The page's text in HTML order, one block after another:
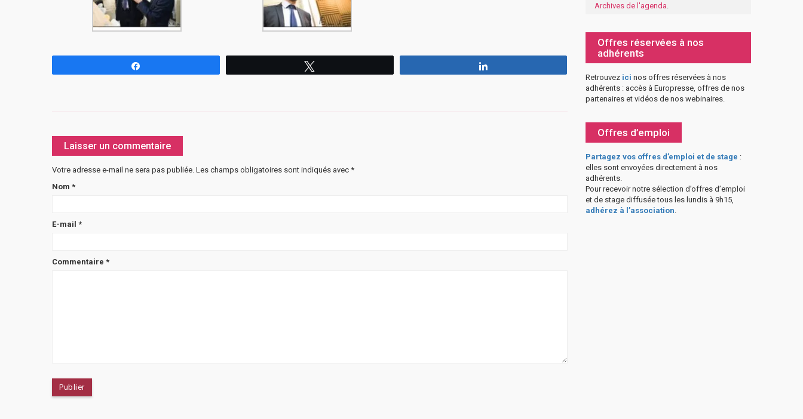
Laisser un commentaire
Votre adresse e-mail ne sera pas publiée. Les champs obligatoires sont indiqués avec *
Nom *
E-mail *
Commentaire *
Archives de l'agenda.
Offres réservées à nos
adhérents
Retrouvez ici nos offres réservées à nos
adhérents : accès à Europresse, offres de nos
partenaires et vidéos de nos webinaires.
Offres d’emploi
Partagez vos offres d’emploi et de stage :
elles sont envoyées directement à nos
adhérents.
Pour recevoir notre sélection d’offres d’emploi
et de stage diffusée tous les lundis à 9h15,
adhérez à l’association.